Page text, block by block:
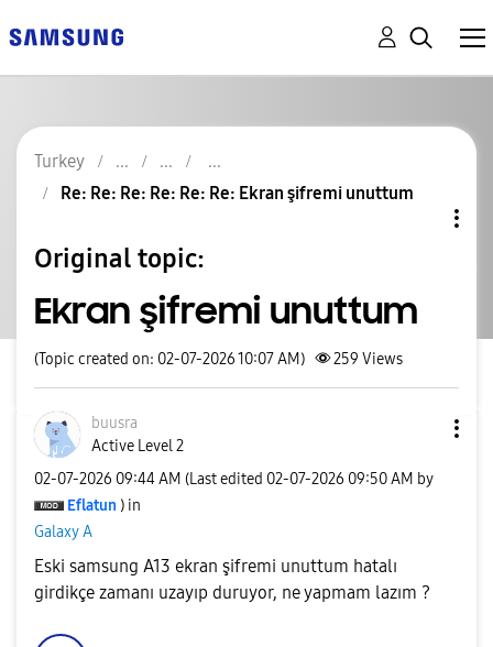
Turkey
Re: Re: Re: Re: Re: Re: Ekran şifremi unuttum
Original topic:
Ekran şifremi unuttum
(Topic created on: 02-07-2026 10:07 AM) 259 Views
buusra
Active Level 2
‎02-07-2026 09:44 AM (Last edited ‎02-07-2026 09:50 AM by
Eflatun ) in
Galaxy A
Eski samsung A13 ekran şifremi unuttum hatalı
girdikçe zamanı uzayıp duruyor, ne yapmam lazım ?